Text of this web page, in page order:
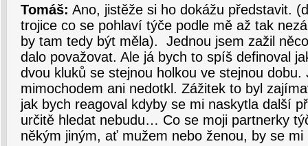
Tomáš: Ano, jistěže si ho dokážu představit.
trojice co se pohlaví týče podle mě až tak
by tam tedy být měla). Jednou jsem zažil
dalo považovat. Ale já bych to spíš definoval
dvou kluků se stejnou holkou ve stejnou dobu.
mimochodem ani nedotkl. Zážitek to byl
jak bych reagoval kdyby se mi naskytla další
určitě hledat nebudu… Co se moji partnerky
někým jiným, ať mužem nebo ženou, by se mi